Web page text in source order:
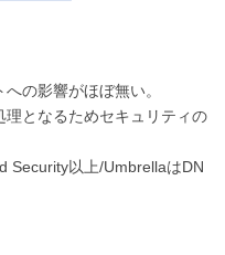
の影響がほぼ無い。
となるためセキュリティの
Security以上/UmbrellaはDN